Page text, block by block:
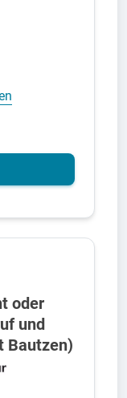
oder
und
Bautzen)